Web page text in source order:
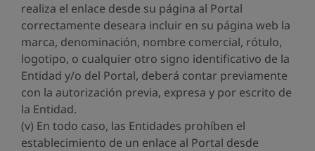
realiza el enlace desde su página al Portal
correctamente deseara incluir en su página web la
marca, denominación, nombre comercial, rótulo,
logotipo, o cualquier otro signo identificativo de la
Entidad y/o del Portal, deberá contar previamente
con la autorización previa, expresa y por escrito de
la Entidad.
(v) En todo caso, las Entidades prohíben el
establecimiento de un enlace al Portal desde